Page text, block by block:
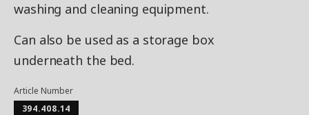
washing and cleaning equipment.
Can also be used as a storage box
underneath the bed.
Article Number
394.408.14